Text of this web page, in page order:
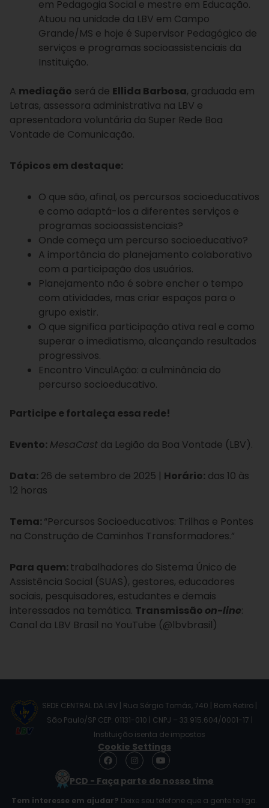
em Pedagogia Social e mestre em Educação.
Atuou na unidade da LBV em Campo
Grande/MS e hoje é Supervisor Pedagógico de
serviços e programas socioassistenciais da
Instituição.
A mediação será de Ellida Barbosa, graduada em
Letras, assessora administrativa na LBV e
apresentadora voluntária da Super Rede Boa
Vontade de Comunicação.
Tópicos em destaque:
O que são, afinal, os percursos socioeducativos
e como adaptá-los a diferentes serviços e
programas socioassistenciais?
Onde começa um percurso socioeducativo?
A importância do planejamento colaborativo
com a participação dos usuários.
Planejamento não é sobre encher o tempo
com atividades, mas criar espaços para o
grupo existir.
O que significa participação ativa real e como
superar o imediatismo, alcançando resultados
progressivos.
Encontro VinculAção: a culminância do
percurso socioeducativo.
Participe e fortaleça essa rede!
Evento: MesaCast da Legião da Boa Vontade (LBV).
Data: 26 de setembro de 2025 | Horário: das 10 às
12 horas
Tema:“Percursos Socioeducativos: Trilhas e Pontes
na Construção de Caminhos Transformadores.”
Para quem:trabalhadores do Sistema Único de
Assistência Social (SUAS), gestores, educadores
sociais, pesquisadores, estudantes e demais
interessados na temática. Transmissão on-line:
Canal da LBV Brasil no YouTube (@lbvbrasil)
SEDE CENTRAL DA LBV | Rua Sérgio Tomás, 740 | Bom Retiro |
São Paulo/SP CEP: 01131-010 | CNPJ – 33.915.604/0001-17 |
Instituição isenta de impostos
Cookie Settings
F
a
e
o
I
n
s
t
g
Y
o
t
b
PCD - Faça parte do nosso time
Tem interesse em ajudar? Deixe seu telefone que a gente te liga.